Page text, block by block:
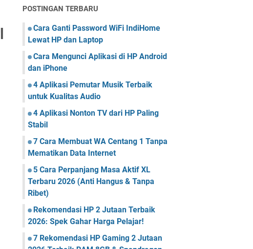
POSTINGAN TERBARU
Cara Ganti Password WiFi IndiHome
Lewat HP dan Laptop
Cara Mengunci Aplikasi di HP Android
dan iPhone
4 Aplikasi Pemutar Musik Terbaik
untuk Kualitas Audio
4 Aplikasi Nonton TV dari HP Paling
Stabil
7 Cara Membuat WA Centang 1 Tanpa
Mematikan Data Internet
5 Cara Perpanjang Masa Aktif XL
Terbaru 2026 (Anti Hangus & Tanpa
Ribet)
Rekomendasi HP 2 Jutaan Terbaik
2026: Spek Gahar Harga Pelajar!
7 Rekomendasi HP Gaming 2 Jutaan